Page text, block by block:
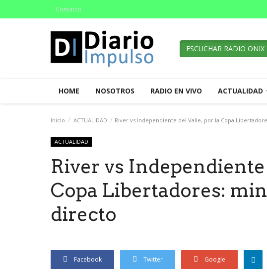
Contacto
ESCUCHAR RADIO ONIX
HOME NOSOTROS RADIO EN VIVO ACTUALIDAD
Inicio ACTUALIDAD River vs Independiente del Valle, por la Copa
ACTUALIDAD
River vs
Copa Libertadores:
directo
Facebook Twitter Google